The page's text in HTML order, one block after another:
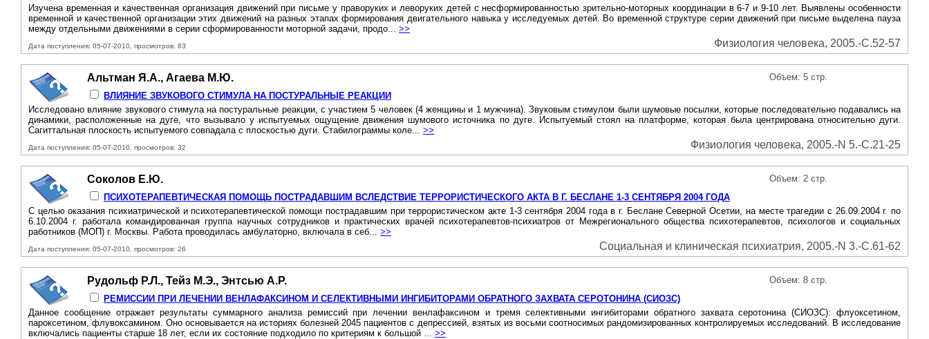
Изучена временная и качественная организация движений при письме у праворуких и леворуких детей с несформированностью зрительно-моторных координации в 6-7 и 9-10 лет. Выявлены особенности
временной и качественной организации этих движений на разных этапах формирования двигательного навыка у исследуемых детей. Во временной структуре серии движений при письме выделена пауза
между отдельными движениями в серии сформированности моторной задачи, продо... >>
Дата поступления: 05-07-2010, просмотров: 83 Физиология человека, 2005.-С.52-57
Альтман Я.А., Агаева М.Ю.
ВЛИЯНИЕ ЗВУКОВОГО СТИМУЛА НА ПОСТУРАЛЬНЫЕ РЕАКЦИИ
Объем: 5 стр.
Исследовано влияние звукового стимула на постуральные реакции, с участием 5 человек (4 женщины и 1 мужчина). Звуковым стимулом были шумовые посылки, которые последовательно подавались на
динамики, расположенные на дуге, что вызывало у испытуемых ощущение движения шумового источника по дуге. Испытуемый стоял на платформе, которая была центрирована относительно дуги.
Сагиттальная плоскость испытуемого совпадала с плоскостью дуги. Стабилограммы коле... >>
Дата поступления: 05-07-2010, просмотров: 32 Физиология человека, 2005.-N 5.-С.21-25
Соколов Е.Ю.
ПСИХОТЕРАПЕВТИЧЕСКАЯ ПОМОЩЬ ПОСТРАДАВШИМ ВСЛЕДСТВИЕ ТЕРРОРИСТИЧЕСКОГО АКТА В Г. БЕСЛАНЕ 1-3 СЕНТЯБРЯ 2004 ГОДА
Объем: 2 стр.
С целью оказания психиатрической и психотерапевтической помощи пострадавшим при террористическом акте 1-3 сентября 2004 года в г. Беслане Северной Осетии, на месте трагедии с 26.09.2004 г. по
6.10.2004 г. работала командированная группа научных сотрудников и практических врачей психотерапевтов-психиатров от Межрегионального общества психотерапевтов, психологов и социальных
работников (МОП) г. Москвы. Работа проводилась амбулаторно, включала в себ... >>
Дата поступления: 05-07-2010, просмотров: 26 Социальная и клиническая психиатрия, 2005.-N 3.-С.61-62
Рудольф Р.Л., Тейз М.Э., Энтсью А.Р.
РЕМИССИИ ПРИ ЛЕЧЕНИИ ВЕНЛАФАКСИНОМ И СЕЛЕКТИВНЫМИ ИНГИБИТОРАМИ ОБРАТНОГО ЗАХВАТА СЕРОТОНИНА (СИОЗС)
Объем: 8 стр.
Данное сообщение отражает результаты суммарного анализа ремиссий при лечении венлафаксином и тремя селективными ингибиторами обратного захвата серотонина (СИОЗС): флуоксетином,
пароксетином, флувоксамином. Оно основывается на историях болезней 2045 пациентов с депрессией, взятых из восьми соотносимых рандомизированных контролируемых исследований. В исследование
включались пациенты старше 18 лет, если их состояние подходило по критериям к большой ... >>